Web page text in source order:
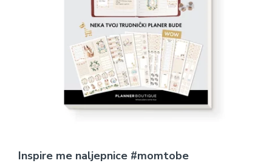
Inspire me naljepnice #momtobe